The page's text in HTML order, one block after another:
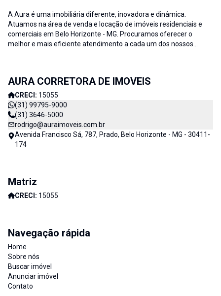
A Aura é uma imobiliária diferente, inovadora e dinâmica.
Atuamos na área de venda e locação de imóveis residenciais e
comerciais em Belo Horizonte - MG. Procuramos oferecer o
melhor e mais eficiente atendimento a cada um dos nossos
Imóveis e consequentemente de nossos clientes. AURA
AURA CORRETORA DE IMOVEIS
CRECI: 15055
(31) 99795-9000
(31) 3646-5000
rodrigo@auraimoveis.com.br
Avenida Francisco Sá, 787, Prado, Belo Horizonte - MG - 30411-
174
Matriz
CRECI: 15055
Navegação rápida
Home
Sobre nós
Buscar imóvel
Anunciar imóvel
Contato